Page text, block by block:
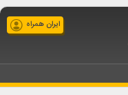
ایران همراه